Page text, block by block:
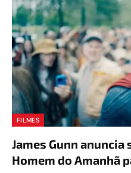
FILMES
James Gunn
Homem do Amanhã